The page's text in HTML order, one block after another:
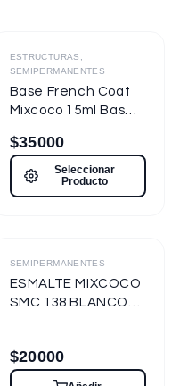
Destacado
ESTRUCTURAS,
SEMIPERMANENTES
Base French Coat
Mixcoco 15ml Base
$35000
Seleccionar
Producto
Destacado
SEMIPERMANENTES
ESMALTE MIXCOCO
SMC 138 BLANCO
$20000